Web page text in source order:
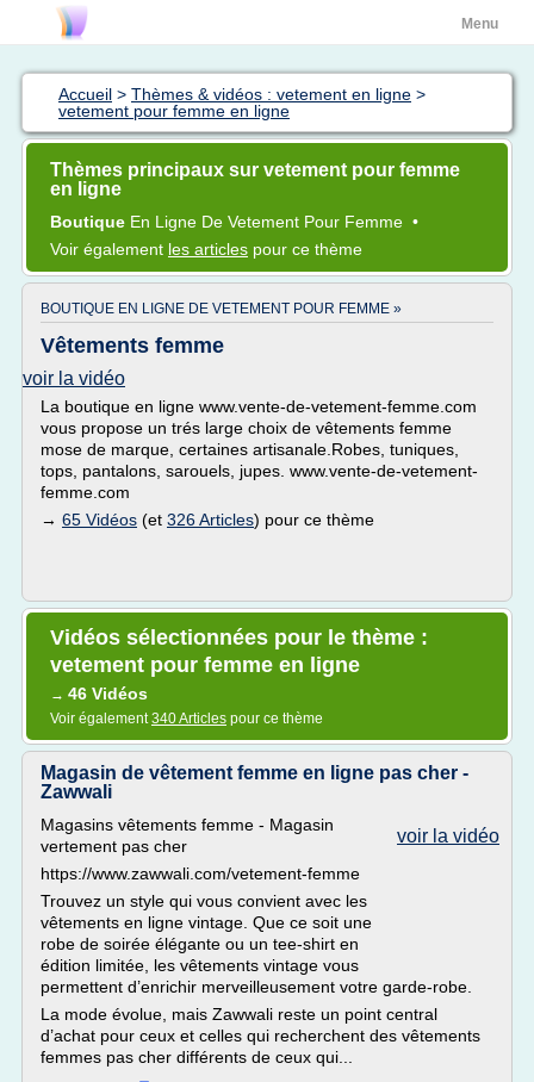
Menu
Accueil > Thèmes & vidéos : vetement en ligne >
vetement pour femme en ligne
Thèmes principaux sur vetement pour femme
en ligne
Boutique En Ligne De Vetement Pour Femme •
Voir également les articles pour ce thème
BOUTIQUE EN LIGNE DE VETEMENT POUR FEMME »
Vêtements femme
voir la vidéo
La boutique en ligne www.vente-de-vetement-femme.com
vous propose un trés large choix de vêtements femme
mose de marque, certaines artisanale.Robes, tuniques,
tops, pantalons, sarouels, jupes. www.vente-de-vetement-
femme.com
→ 65 Vidéos (et 326 Articles) pour ce thème
Vidéos sélectionnées pour le thème :
vetement pour femme en ligne
→ 46 Vidéos
Voir également340 Articles pour ce thème
Magasin de vêtement femme en ligne pas cher -
Zawwali
voir la vidéo
Magasins vêtements femme - Magasin
vertement pas cher
https://www.zawwali.com/vetement-femme
Trouvez un style qui vous convient avec les
vêtements en ligne vintage. Que ce soit une
robe de soirée élégante ou un tee-shirt en
édition limitée, les vêtements vintage vous
permettent d’enrichir merveilleusement votre garde-robe.
La mode évolue, mais Zawwali reste un point central
d’achat pour ceux et celles qui recherchent des vêtements
femmes pas cher différents de ceux qui...